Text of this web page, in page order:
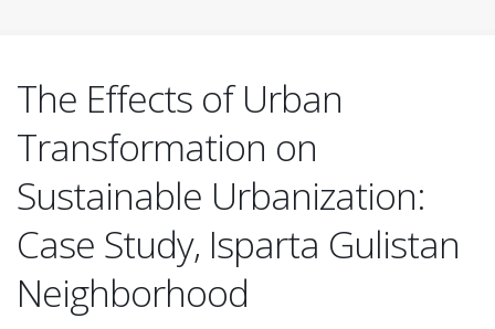
The Effects of Urban
Transformation on
Sustainable Urbanization:
Case Study, Isparta Gulistan
Neighborhood